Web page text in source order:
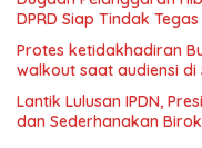
DPRD Siap Tindak
Protes ketidakhadiran
walkout saat audiensi di
Lantik Lulusan IPDN,
dan Sederhanakan